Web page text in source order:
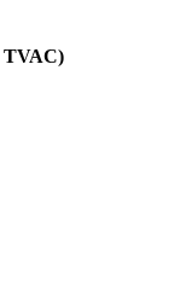
TVAC)